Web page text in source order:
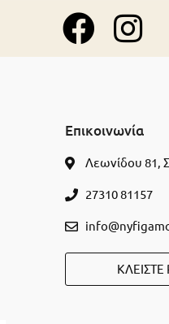
Επικοινωνία
Λεωνίδου 81,
27310 81157